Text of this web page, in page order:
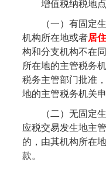
增值税纳税地
（一）有固定生
机构所在地或者居
构和分支机构不在
所在地的主管税务
税务主管部门批准
地的主管税务机关申
（二）无固定生
应税交易发生地主
的，由其机构所在
款。